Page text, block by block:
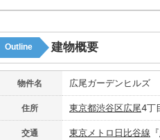
Outline 建物概要
物件名 広尾ガーデンヒルズ
住所 東京都渋谷区広尾4丁
交通 東京メトロ日比谷線 『